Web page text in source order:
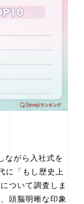
ながら入社式を
に「もし歴史上
ついて調査しま
頭脳明晰な印象